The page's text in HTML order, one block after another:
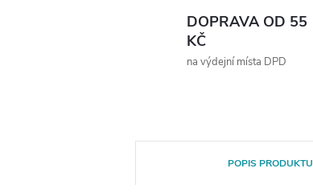
DOPRAVA OD 55
KČ
na výdejní místa DPD
POPIS PRODUKTU